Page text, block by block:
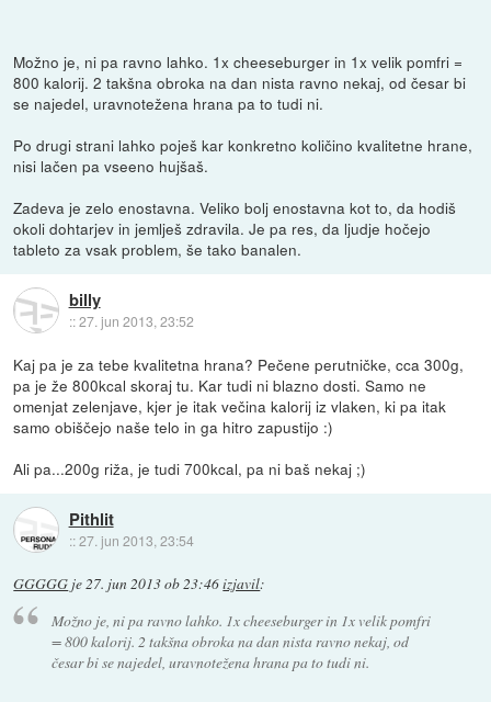
Možno je, ni pa ravno lahko. 1x cheeseburger in 1x velik pomfri =
800 kalorij. 2 takšna obroka na dan nista ravno nekaj, od česar bi
se najedel, uravnotežena hrana pa to tudi ni.
Po drugi strani lahko poješ kar konkretno količino kvalitetne hrane,
nisi lačen pa vseeno hujšaš.
Zadeva je zelo enostavna. Veliko bolj enostavna kot to, da hodiš
okoli dohtarjev in jemlješ zdravila. Je pa res, da ljudje hočejo
tableto za vsak problem, še tako banalen.
billy
::27. jun 2013, 23:52
Kaj pa je za tebe kvalitetna hrana? Pečene perutničke, cca 300g,
pa je že 800kcal skoraj tu. Kar tudi ni blazno dosti. Samo ne
omenjat zelenjave, kjer je itak večina kalorij iz vlaken, ki pa itak
samo obiščejo naše telo in ga hitro zapustijo :)
Ali pa...200g riža, je tudi 700kcal, pa ni baš nekaj ;)
Pithlit
::27. jun 2013, 23:54
GGGGG je27. jun 2013 ob 23:46izjavil:
Možno je, ni pa ravno lahko. 1x cheeseburger in 1x velik pomfri
= 800 kalorij. 2 takšna obroka na dan nista ravno nekaj, od
česar bi se najedel, uravnotežena hrana pa to tudi ni.